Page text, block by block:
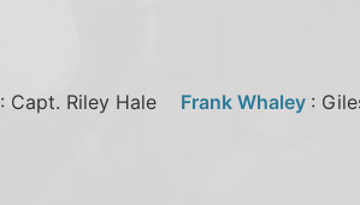
: Capt. Riley Hale Frank Whaley :